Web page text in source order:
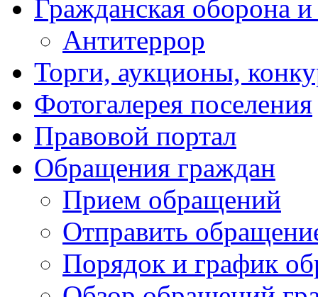
Гражданская оборона
Антитеррор
Торги, аукционы,
Фотогалерея поселения
Правовой портал
Обращения граждан
Прием обращений
Отправить
Порядок и график